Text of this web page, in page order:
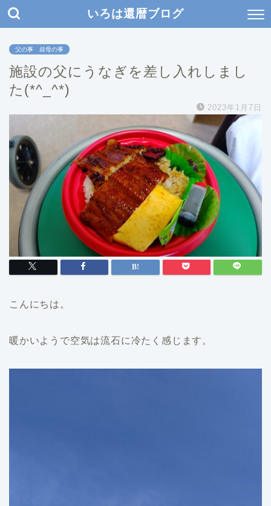
いろは還暦ブログ
父の事 叔母の事
施設の父にうなぎを差し入れしまし
た(*^_^*)
2023年1月7日
こんにちは。
暖かいようで空気は流石に冷たく感じます。